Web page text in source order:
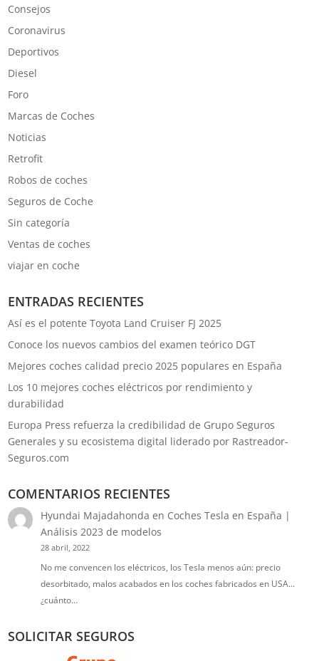
Consejos
Coronavirus
Deportivos
Diesel
Foro
Marcas de Coches
Noticias
Retrofit
Robos de coches
Seguros de Coche
Sin categoría
Ventas de coches
viajar en coche
ENTRADAS RECIENTES
Así es el potente Toyota Land Cruiser FJ 2025
Conoce los nuevos cambios del examen teórico DGT
Mejores coches calidad precio 2025 populares en España
Los 10 mejores coches eléctricos por rendimiento y
durabilidad
Europa Press refuerza la credibilidad de Grupo Seguros
Generales y su ecosistema digital liderado por Rastreador-
Seguros.com
COMENTARIOS RECIENTES
Hyundai Majadahonda en Coches Tesla en España |
Análisis 2023 de modelos
28 abril, 2022
No me convencen los eléctricos, los Tesla menos aún: precio
desorbitado, malos acabados en los coches fabricados en USA...
¿cuánto…
SOLICITAR SEGUROS